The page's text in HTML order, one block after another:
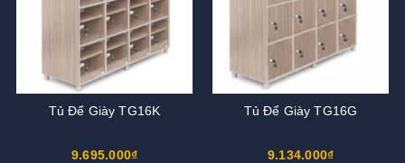
Tủ Để Giày TG16K
9.695.000₫
Tủ Để Giày TG16G
9.134.000₫